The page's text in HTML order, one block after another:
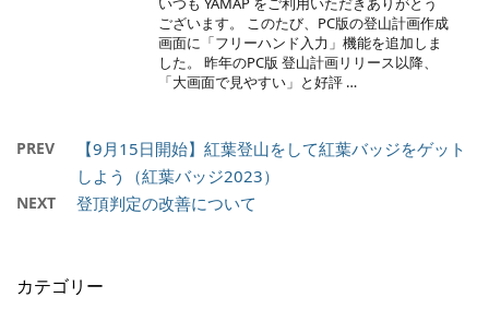
ございます。 このたび、PC版の登山計画作成
画面に「フリーハンド入力」機能を追加しま
した。 昨年のPC版 登山計画リリース以降、
「大画面で見やすい」と好評 …
PREV
【9月15日開始】紅葉登山をして紅葉バッジをゲット
しよう（紅葉バッジ2023）
NEXT 登頂判定の改善について
カテゴリー